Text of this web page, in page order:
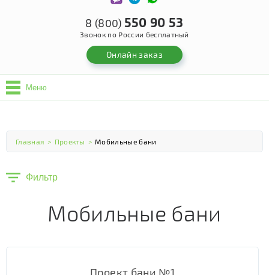
8 (800) 550 90 53
Звонок по России бесплатный
Онлайн заказ
Меню
Главная > Проекты > Мобильные бани
Фильтр
Мобильные бани
Проект бани №1